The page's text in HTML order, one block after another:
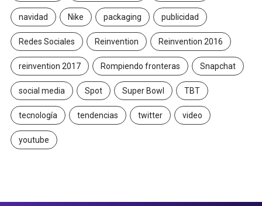
navidad Nike packaging publicidad
Redes Sociales Reinvention Reinvention 2016
reinvention 2017 Rompiendo fronteras Snapchat
social media Spot Super Bowl TBT
tecnología tendencias twitter video
youtube